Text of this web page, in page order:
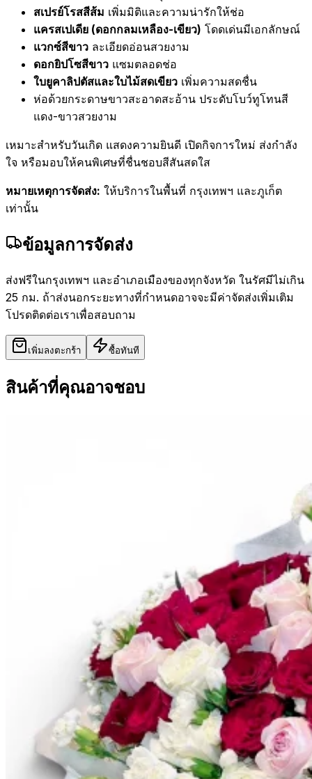
สเปรย์โรสสีส้ม เพิ่มมิติและความน่ารักให้ช่อ
แครสเปเดีย (ดอกกลมเหลือง-เขียว) โดดเด่นมีเอกลักษณ์
แวกซ์สีขาว ละเอียดอ่อนสวยงาม
ดอกยิปโซสีขาว แซมตลอดช่อ
ใบยูคาลิปตัสและใบไม้สดเขียว เพิ่มความสดชื่น
ห่อด้วยกระดาษขาวสะอาดสะอ้าน ประดับโบว์ทูโทนสี
แดง-ขาวสวยงาม
เหมาะสำหรับวันเกิด แสดงความยินดี เปิดกิจการใหม่ ส่งกำลัง
ใจ หรือมอบให้คนพิเศษที่ชื่นชอบสีสันสดใส
หมายเหตุการจัดส่ง: ให้บริการในพื้นที่ กรุงเทพฯ และภูเก็ต
เท่านั้น
ข้อมูลการจัดส่ง
ส่งฟรีในกรุงเทพฯ และอำเภอเมืองของทุกจังหวัด ในรัศมีไม่เกิน
25 กม. ถ้าส่งนอกระยะทางที่กำหนดอาจจะมีค่าจัดส่งเพิ่มเติม
โปรดติดต่อเราเพื่อสอบถาม
เพิ่มลงตะกร้า ซื้อทันที
สินค้าที่คุณอาจชอบ